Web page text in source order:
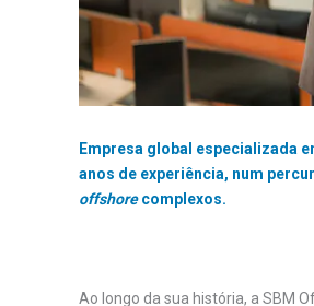
Empresa global especializada
anos de experiência, num
offshorecomplexos.
Ao longo da sua história, a SBM